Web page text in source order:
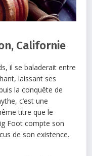
Californie
il se baladerait entre
laissant ses
la conquête de
c’est une
titre que le
Foot compte son
de son existence.